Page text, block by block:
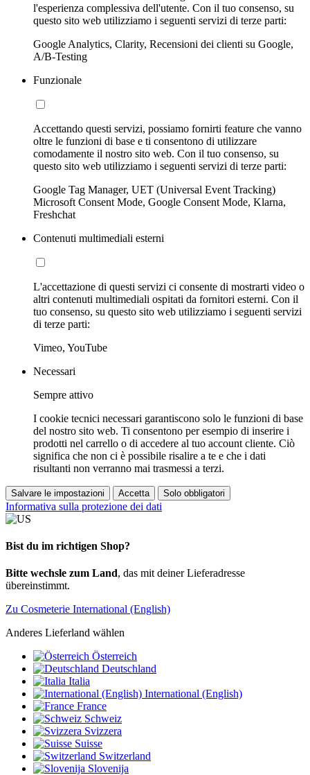
l'esperienza complessiva dell'utente. Con il tuo consenso, su
questo sito web utilizziamo i seguenti servizi di terze parti:
Google Analytics, Clarity, Recensioni dei clienti su Google,
A/B-Testing
Funzionale
Accettando questi servizi, possiamo fornirti feature che vanno
oltre le funzioni di base e ti consentono di utilizzare
comodamente il nostro sito web. Con il tuo consenso, su
questo sito web utilizziamo i seguenti servizi di terze parti:
Google Tag Manager, UET (Universal Event Tracking)
Microsoft Consent Mode, Google Consent Mode, Klarna,
Freshchat
Contenuti multimediali esterni
L'accettazione di questi servizi ci consente di mostrarti video o
altri contenuti multimediali ospitati da fornitori esterni. Con il
tuo consenso, su questo sito web utilizziamo i seguenti servizi
di terze parti:
Vimeo, YouTube
Necessari
Sempre attivo
I cookie tecnici necessari garantiscono solo le funzioni di base
del nostro sito web. Ti consentono per esempio di inserire i
prodotti nel carrello o di accedere al tuo account cliente. Ciò
significa che non ci è possibile risalire a te e che i dati
risultanti non verranno mai trasmessi a terzi.
Salvare le impostazioni Accetta Solo obbligatori
Informativa sulla protezione dei dati
Bist du im richtigen Shop?
Bitte wechsle zum Land, das mit deiner Lieferadresse
übereinstimmt.
Zu Cosmeterie International (English)
Anderes Lieferland wählen
Österreich
Deutschland
Italia
International (English)
France
Schweiz
Svizzera
Suisse
Switzerland
Slovenija